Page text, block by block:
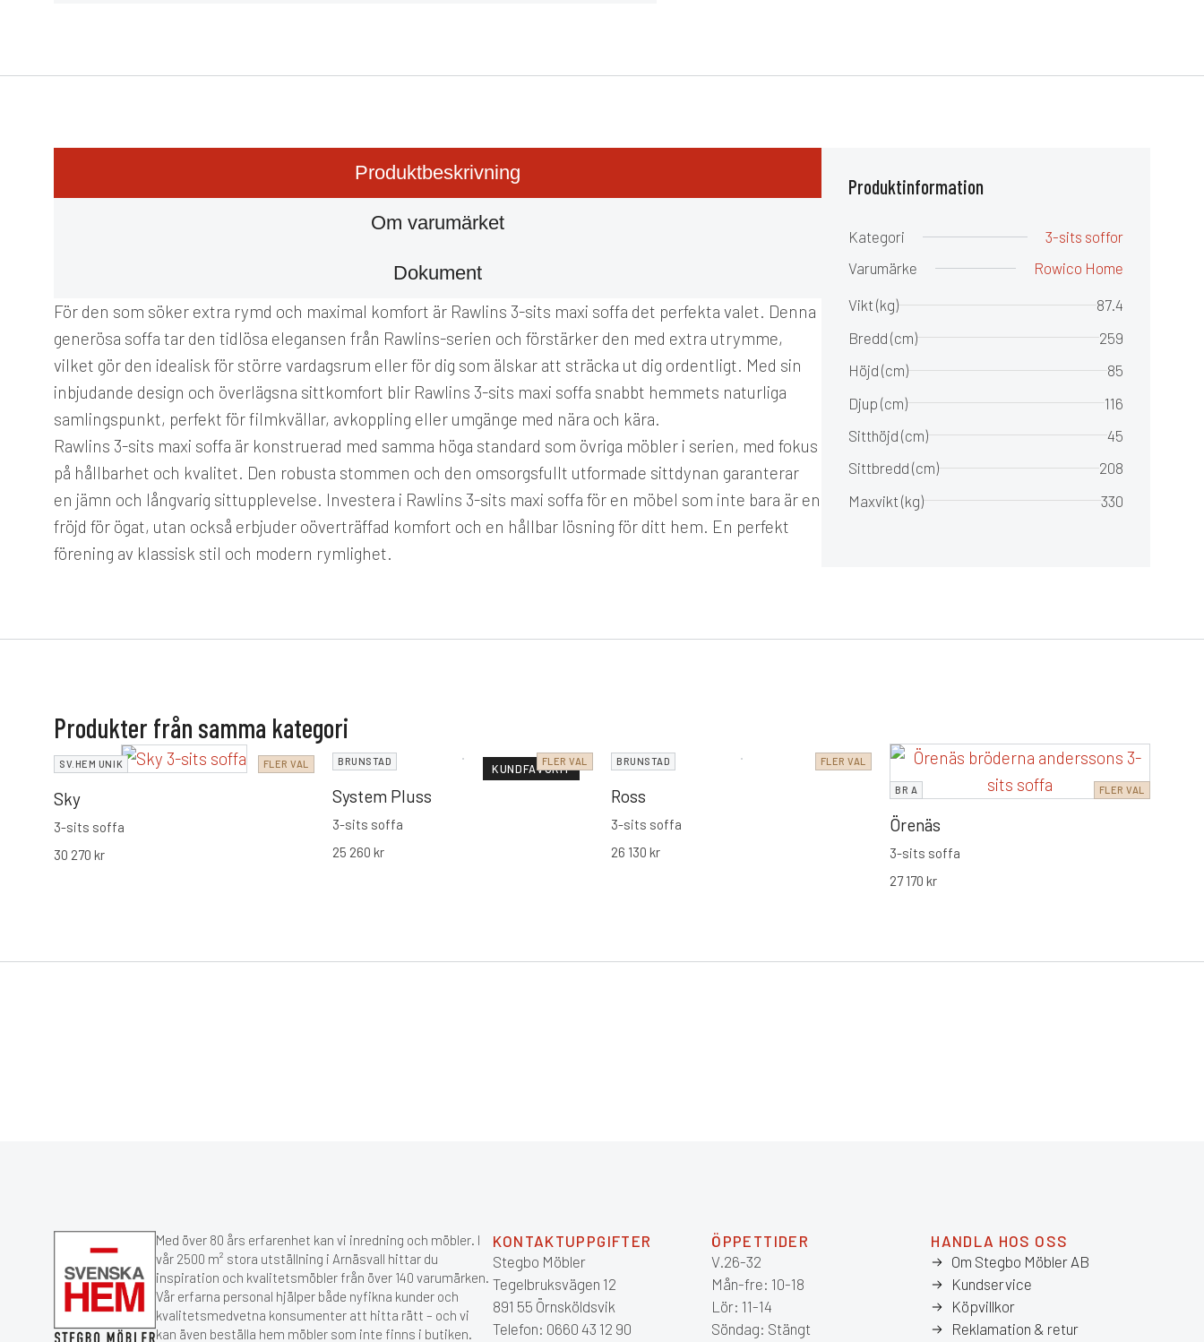
Produktbeskrivning
Om varumärket
Dokument
För den som söker extra rymd och maximal komfort är Rawlins 3-sits maxi soffa det perfekta valet. Denna
generösa soffa tar den tidlösa elegansen från Rawlins-serien och förstärker den med extra utrymme,
vilket gör den idealisk för större vardagsrum eller för dig som älskar att sträcka ut dig ordentligt. Med sin
inbjudande design och överlägsna sittkomfort blir Rawlins 3-sits maxi soffa snabbt hemmets naturliga
samlingspunkt, perfekt för filmkvällar, avkoppling eller umgänge med nära och kära.
Rawlins 3-sits maxi soffa är konstruerad med samma höga standard som övriga möbler i serien, med fokus
på hållbarhet och kvalitet. Den robusta stommen och den omsorgsfullt utformade sittdynan garanterar
en jämn och långvarig sittupplevelse. Investera i Rawlins 3-sits maxi soffa för en möbel som inte bara är en
fröjd för ögat, utan också erbjuder oöverträffad komfort och en hållbar lösning för ditt hem. En perfekt
förening av klassisk stil och modern rymlighet.
Produktinformation
Kategori
3-sits soffor
Varumärke
Rowico Home
Vikt (kg)
87.4
Bredd (cm)
259
Höjd (cm)
85
Djup (cm)
116
Sitthöjd (cm)
45
Sittbredd (cm)
208
Maxvikt (kg)
330
Produkter från samma kategori
SV.HEM UNIK FLER VAL
Sky
3-sits soffa
30 270 kr
KUNDFAVORIT
BRUNSTAD FLER VAL
System Pluss
3-sits soffa
25 260 kr
BRUNSTAD FLER VAL
Ross
3-sits soffa
26 130 kr
BR A FLER VAL
Örenäs
3-sits soffa
27 170 kr
Med över 80 års erfarenhet kan vi inredning och möbler. I
vår 2500 m² stora utställning i Arnäsvall hittar du
inspiration och kvalitetsmöbler från över 140 varumärken.
Vår erfarna personal hjälper både nyfikna kunder och
kvalitetsmedvetna konsumenter att hitta rätt – och vi
kan även beställa hem möbler som inte finns i butiken.
KONTAKTUPPGIFTER
Stegbo Möbler
Tegelbruksvägen 12
891 55 Örnsköldsvik
Telefon: 0660 43 12 90
ÖPPETTIDER
V.26-32
Mån-fre: 10-18
Lör: 11-14
Söndag: Stängt
HANDLA HOS OSS
Om Stegbo Möbler AB
Kundservice
Köpvillkor
Reklamation & retur